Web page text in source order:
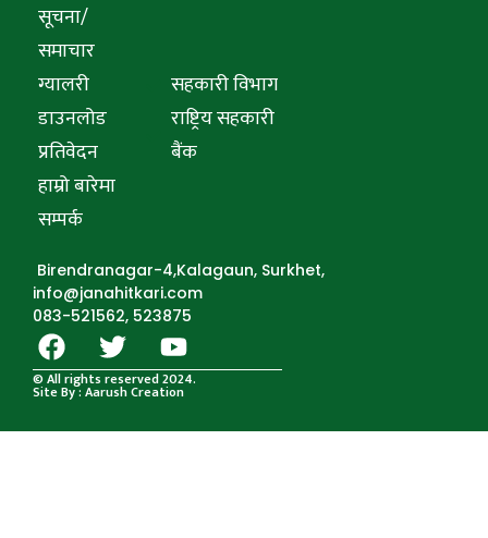
सूचना/
समाचार
ग्यालरी
डाउनलोड
प्रतिवेदन
हाम्रो बारेमा
सम्पर्क
सहकारी विभाग
राष्ट्रिय सहकारी
बैंक
Birendranagar-4,Kalagaun, Surkhet,
info@janahitkari.com
083-521562, 523875
© All rights reserved 2024.
Site By : Aarush Creation